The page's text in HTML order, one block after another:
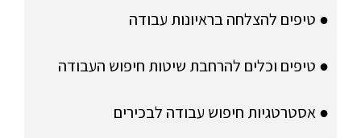
● טיפים להצלחה בראיונות עבודה
● טיפים וכלים להרחבת שיטות חיפוש העבודה
● אסטרטגיות חיפוש עבודה לבכירים